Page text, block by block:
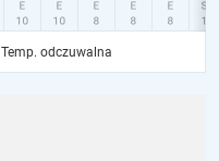
Temp. odczuwalna